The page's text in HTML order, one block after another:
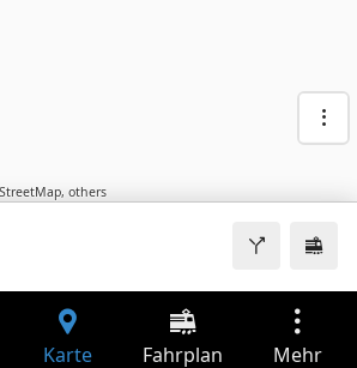
, others
Karte Fahrplan Mehr